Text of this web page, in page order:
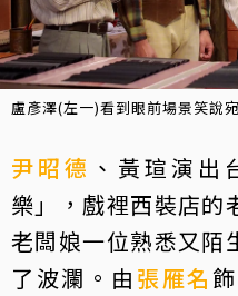
盧彥澤(左一)看到眼前場景笑說
尹昭德 、黃瑄演出
樂」，戲裡西裝店的
老闆娘一位熟悉又陌
了波瀾。由 張雁名